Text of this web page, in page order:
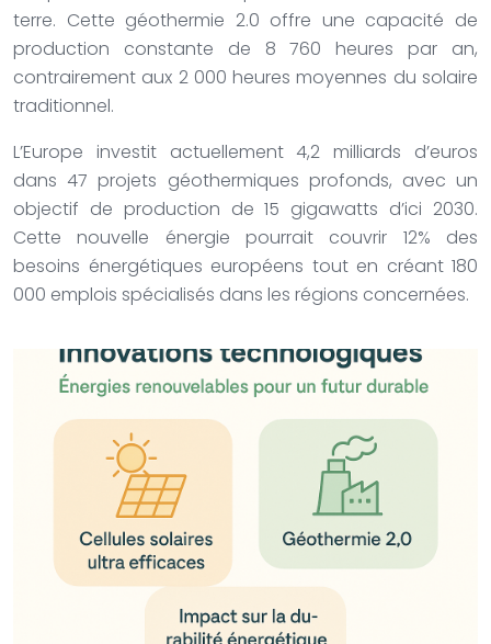
terre. Cette géothermie 2.0 offre une capacité de
production constante de 8 760 heures par an,
contrairement aux 2 000 heures moyennes du solaire
traditionnel.
L’Europe investit actuellement 4,2 milliards d’euros
dans 47 projets géothermiques profonds, avec un
objectif de production de 15 gigawatts d’ici 2030.
Cette nouvelle énergie pourrait couvrir 12% des
besoins énergétiques européens tout en créant 180
000 emplois spécialisés dans les régions concernées.